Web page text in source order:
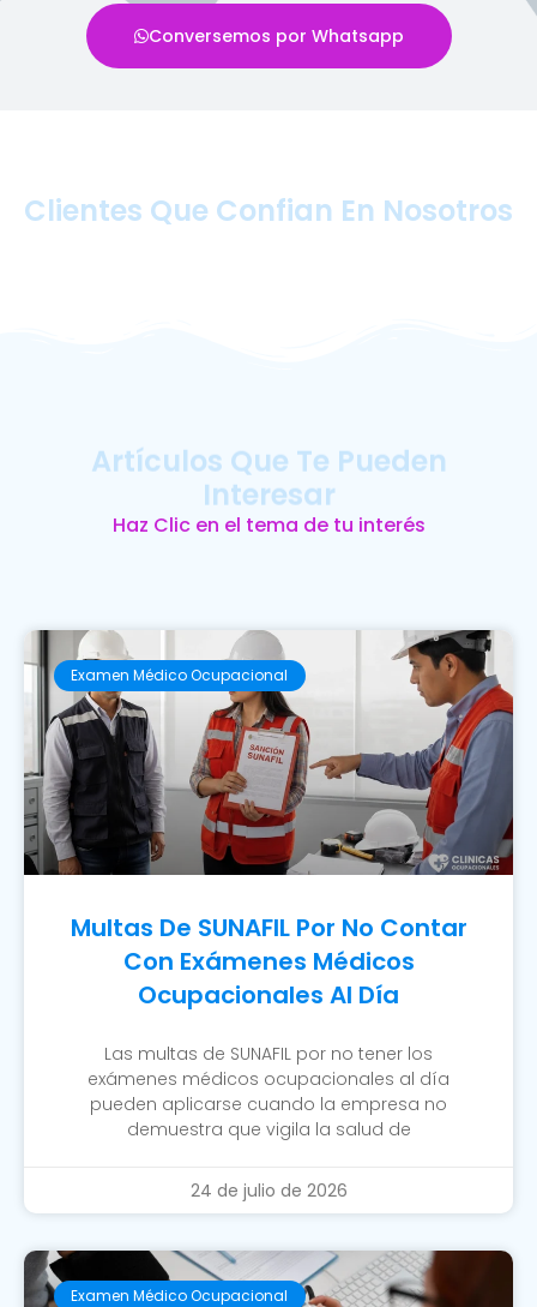
Conversemos por Whatsapp
Clientes Que Confian En Nosotros
Artículos Que Te Pueden
Interesar
Haz Clic en el tema de tu interés
Examen Médico Ocupacional
Multas De SUNAFIL Por No Contar
Con Exámenes Médicos
Ocupacionales Al Día
Las multas de SUNAFIL por no tener los
exámenes médicos ocupacionales al día
pueden aplicarse cuando la empresa no
demuestra que vigila la salud de
24 de julio de 2026
Examen Médico Ocupacional